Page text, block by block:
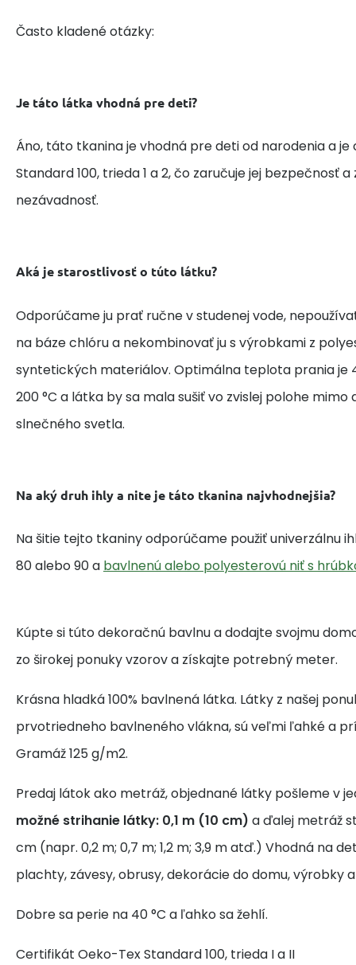
Často kladené otázky:
Je táto látka vhodná pre deti?
Áno, táto tkanina je vhodná pre deti od narodenia a
Standard 100, trieda 1 a 2, čo zaručuje jej bezpečnosť
nezávadnosť.
Aká je starostlivosť o túto látku?
Odporúčame ju prať ručne v studenej vode,
na báze chlóru a nekombinovať ju s výrobkami z
syntetických materiálov. Optimálna teplota prania je
200 °C a látka by sa mala sušiť vo zvislej polohe
slnečného svetla.
Na aký druh ihly a nite je táto tkanina najvhodnejšia?
Na šitie tejto tkaniny odporúčame použiť univerzálnu
80 alebo 90 a bavlnenú alebo polyesterovú niť s
Kúpte si túto dekoračnú bavlnu a dodajte svojmu
zo širokej ponuky vzorov a získajte potrebný meter.
Krásna hladká 100% bavlnená látka. Látky z našej
prvotriedneho bavlneného vlákna, sú veľmi ľahké a
Gramáž 125 g/m2.
Predaj látok ako metráž, objednané látky pošleme v
možné strihanie látky: 0,1 m (10 cm) a ďalej metráž
cm (napr. 0,2 m; 0,7 m; 1,2 m; 3,9 m atď.) Vhodná na
plachty, závesy, obrusy, dekorácie do domu, výrobky
Dobre sa perie na 40 °C a ľahko sa žehlí.
Certifikát Oeko-Tex Standard 100, trieda I a II